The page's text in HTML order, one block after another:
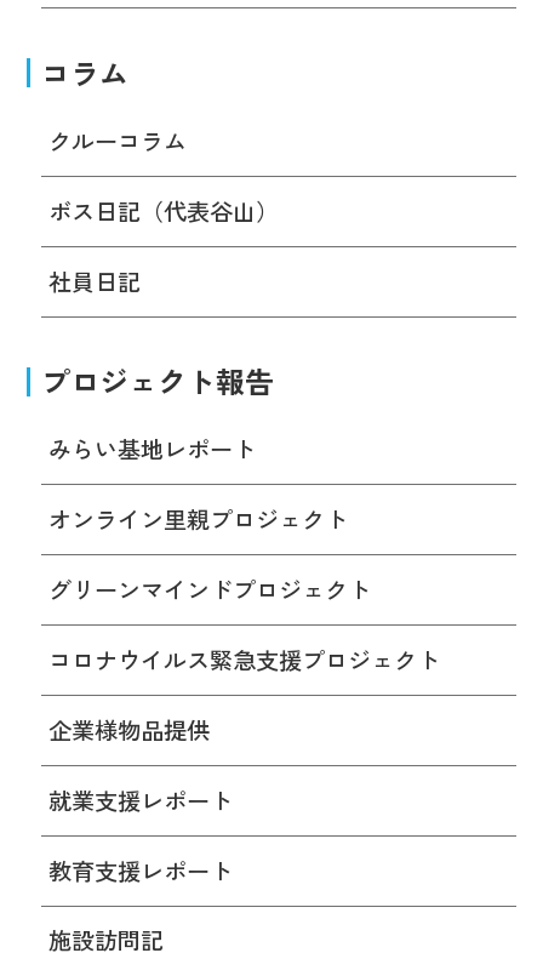
コラム
クルーコラム
ボス日記（代表谷山）
社員日記
プロジェクト報告
みらい基地レポート
オンライン里親プロジェクト
グリーンマインドプロジェクト
コロナウイルス緊急支援プロジェクト
企業様物品提供
就業支援レポート
教育支援レポート
施設訪問記